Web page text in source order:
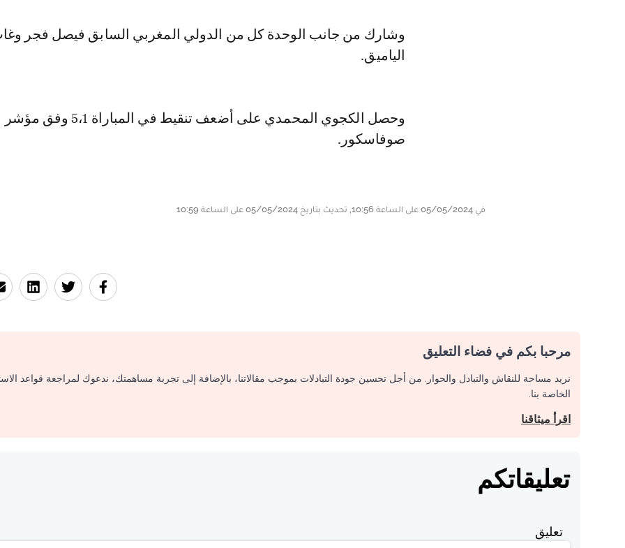
وشارك من جانب الوحدة كل من الدولي المغربي السابق فيصل فجر
الياميق.
وحصل الكجوي المحمدي على أضعف تنقيط في المباراة 5،1 وفق مؤشر
صوفاسكور.
في 05/05/2024 على الساعة 10:56, تحديث بتاريخ 05/05/2024 على الساعة 10:59
مرحبا بكم في فضاء التعليق
نريد مساحة للنقاش والتبادل والحوار. من أجل تحسين جودة التبادلات بموجب مقالاتنا، بالإضافة إلى تجربة مساهمتك، ندعوك لمراجعة قواعد
الخاصة بنا.
اقرأ ميثاقنا
تعليقاتكم
تعليق